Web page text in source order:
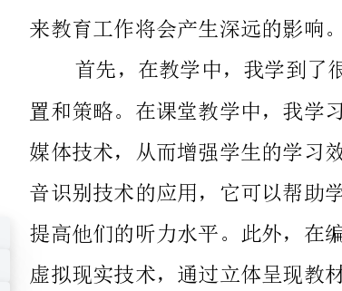
识和技能将会极大地促进我今后教学的质量和效果。